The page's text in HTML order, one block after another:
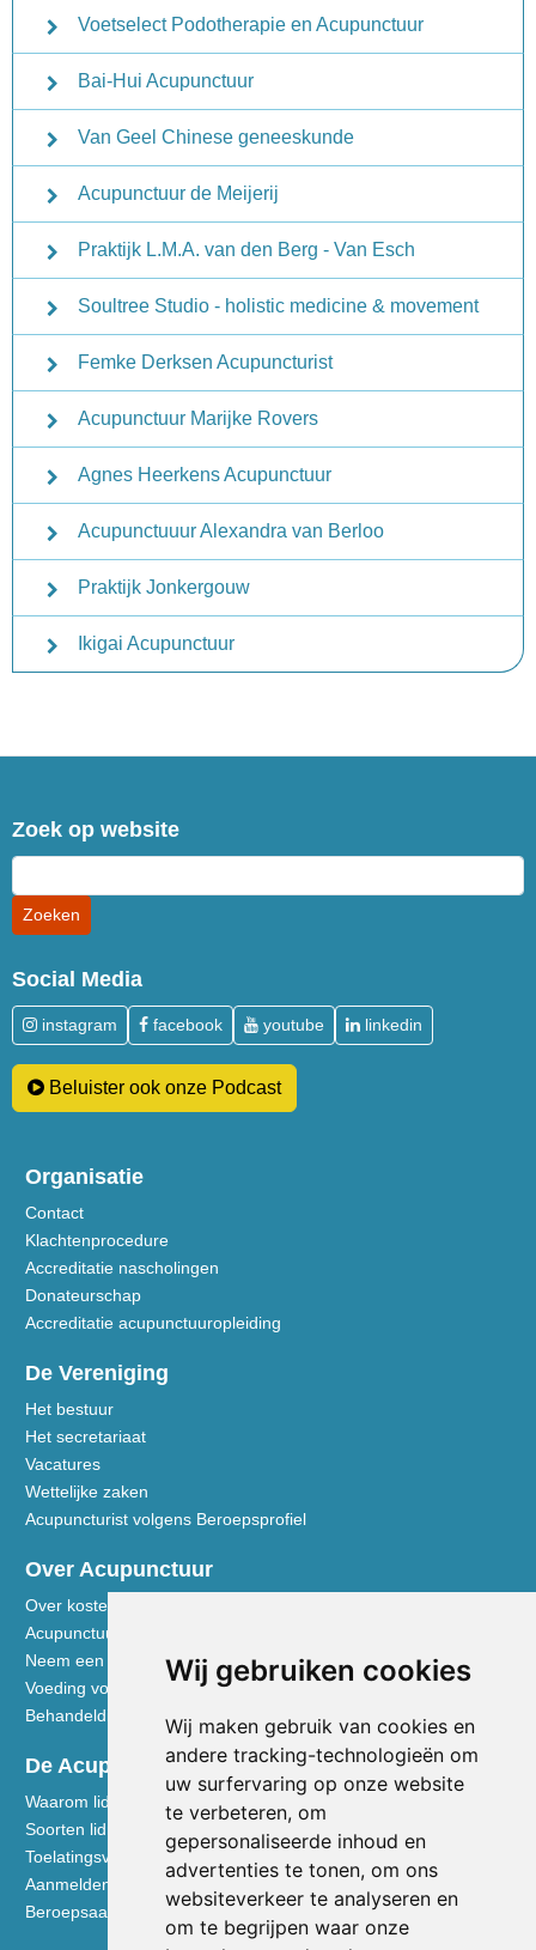
Wij gebruiken cookies
Wij maken gebruik van cookies en
andere tracking-technologieën om
uw surfervaring op onze website
te verbeteren, om
gepersonaliseerde inhoud en
advertenties te tonen, om ons
websiteverkeer te analyseren en
om te begrijpen waar onze
Voetselect Podotherapie en Acupunctuur
Bai-Hui Acupunctuur
Van Geel Chinese geneeskunde
Acupunctuur de Meijerij
Praktijk L.M.A. van den Berg - Van Esch
Soultree Studio - holistic medicine & movement
Femke Derksen Acupuncturist
Acupunctuur Marijke Rovers
Agnes Heerkens Acupunctuur
Acupunctuuur Alexandra van Berloo
Praktijk Jonkergouw
Ikigai Acupunctuur
Zoek op website
Social Media
instagram facebook youtube linkedin
Beluister ook onze Podcast
Organisatie
Contact
Klachtenprocedure
Accreditatie nascholingen
Donateurschap
Accreditatie acupunctuuropleiding
De Vereniging
Het bestuur
Het secretariaat
Vacatures
Wettelijke zaken
Acupuncturist volgens Beroepsprofiel
Over Acupunctuur
Over kosten en vergoedingen
Acupunctuur toegelicht
Neem een kijkje in de praktijk
Voeding volgens de Vijf Elementen
Behandeldisciplines - TCG
De Acupuncturist
Waarom lid worden van de NVA
Soorten lidmaatschap NVA
Toelatingsvoorwaarden
Aanmelden voor lidmaatschap
Beroepsaansprakelijkheidsverzekering